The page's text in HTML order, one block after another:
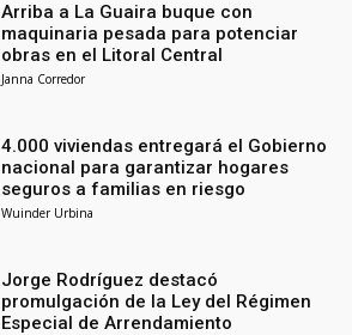
Arriba a La Guaira buque con
maquinaria pesada para potenciar
obras en el Litoral Central
Janna Corredor
4.000 viviendas entregará el Gobierno
nacional para garantizar hogares
seguros a familias en riesgo
Wuinder Urbina
Jorge Rodríguez destacó
promulgación de la Ley del Régimen
Especial de Arrendamiento